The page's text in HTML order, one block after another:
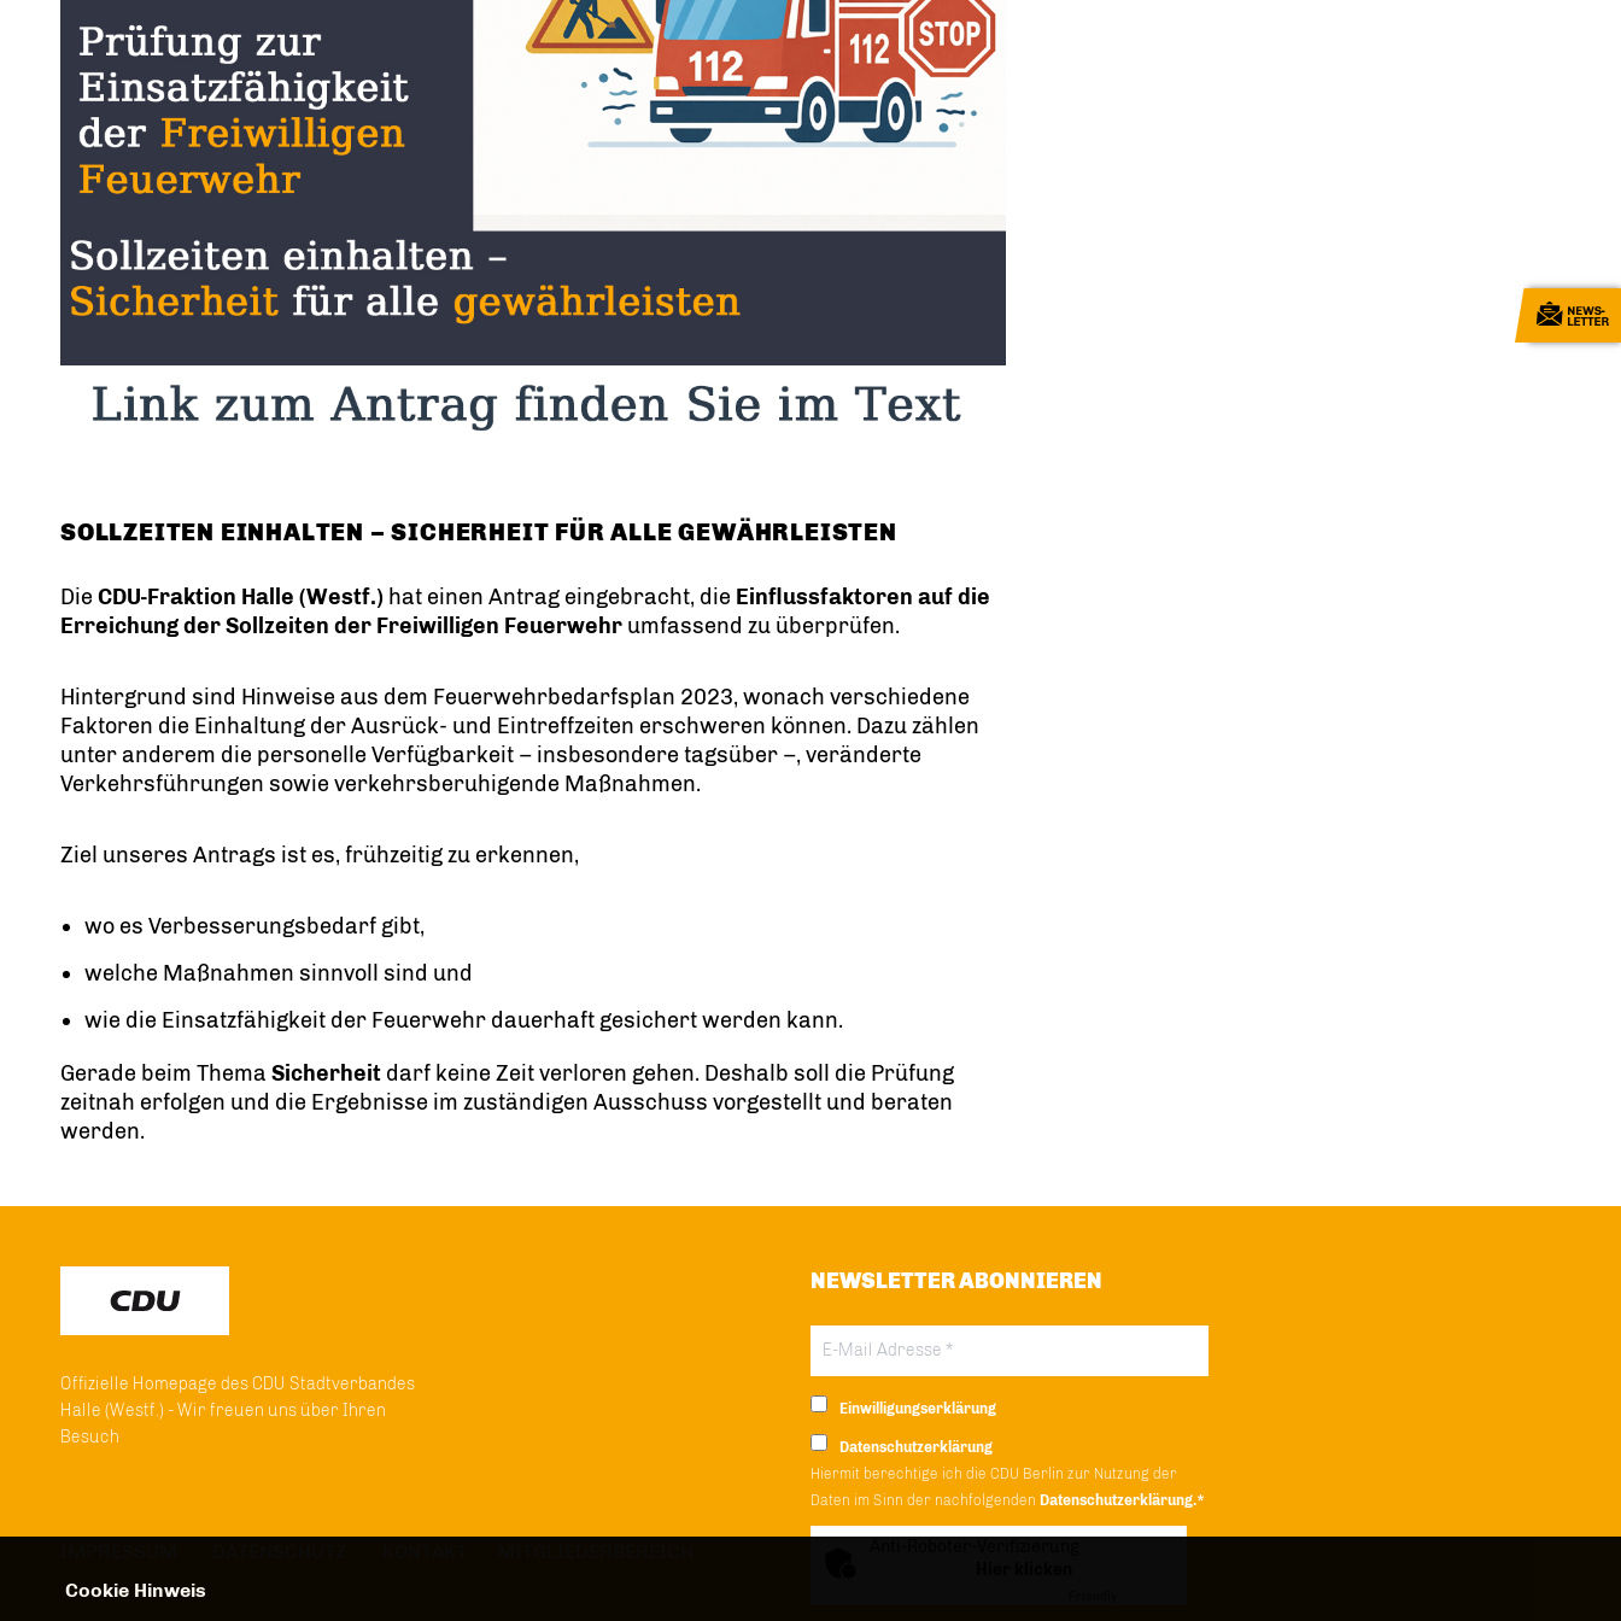
SOLLZEITEN EINHALTEN – SICHERHEIT FÜR ALLE GEWÄHRLEISTEN
Die CDU-Fraktion Halle (Westf.) hat einen Antrag eingebracht, die Einflussfaktoren auf die
Erreichung der Sollzeiten der Freiwilligen Feuerwehr umfassend zu überprüfen.
Hintergrund sind Hinweise aus dem Feuerwehrbedarfsplan 2023, wonach verschiedene
Faktoren die Einhaltung der Ausrück- und Eintreffzeiten erschweren können. Dazu zählen
unter anderem die personelle Verfügbarkeit – insbesondere tagsüber –, veränderte
Verkehrsführungen sowie verkehrsberuhigende Maßnahmen.
Ziel unseres Antrags ist es, frühzeitig zu erkennen,
wo es Verbesserungsbedarf gibt,
welche Maßnahmen sinnvoll sind und
wie die Einsatzfähigkeit der Feuerwehr dauerhaft gesichert werden kann.
Gerade beim Thema Sicherheit darf keine Zeit verloren gehen. Deshalb soll die Prüfung
zeitnah erfolgen und die Ergebnisse im zuständigen Ausschuss vorgestellt und beraten
werden.
Offizielle Homepage des CDU Stadtverbandes
Halle (Westf.) - Wir freuen uns über Ihren
Besuch
NEWSLETTER ABONNIEREN
Einwilligungserklärung
Datenschutzerklärung
Hiermit berechtige ich die CDU Berlin zur Nutzung der
Daten im Sinn der nachfolgenden Datenschutzerklärung.*
Cookie Hinweis